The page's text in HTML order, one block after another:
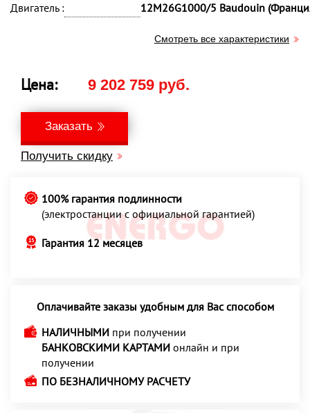
Двигатель :
12M26G1000/5 Baudouin
Смотреть все характеристики
Цена: 9 202 759 руб.
Заказать
Получить скидку
100% гарантия подлинности
(электростанции с официальной гарантией)
Гарантия 12 месяцев
Оплачивайте заказы удобным для Вас способом
НАЛИЧНЫМИ при получении
БАНКОВСКИМИ КАРТАМИ онлайн и при
получении
ПО БЕЗНАЛИЧНОМУ РАСЧЕТУ